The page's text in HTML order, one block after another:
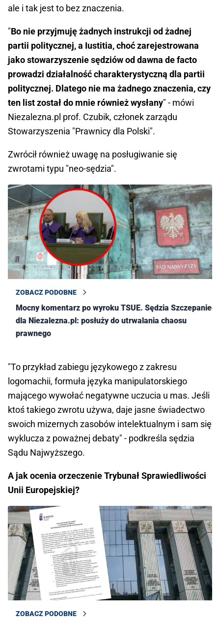
ale i tak jest to bez znaczenia.
"Bo nie przyjmuję żadnych instrukcji od żadnej
partii politycznej, a Iustitia, choć zarejestrowana
jako stowarzyszenie sędziów od dawna de facto
prowadzi działalność charakterystyczną dla partii
politycznej. Dlatego nie ma żadnego znaczenia, czy
ten list został do mnie również wysłany" - mówi
Niezalezna.pl prof. Czubik, członek zarządu
Stowarzyszenia "Prawnicy dla Polski".
Zwrócił również uwagę na posługiwanie się
zwrotami typu "neo-sędzia".
ZOBACZ PODOBNE
Mocny komentarz po wyroku TSUE. Sędzia Szczepaniec
dla Niezalezna.pl: posłuży do utrwalania chaosu
prawnego
"To przykład zabiegu językowego z zakresu
logomachii, formuła języka manipulatorskiego
mającego wywołać negatywne uczucia u mas. Jeśli
ktoś takiego zwrotu używa, daje jasne świadectwo
swoich mizernych zasobów intelektualnym i sam się
wyklucza z poważnej debaty" - podkreśla sędzia
Sądu Najwyższego.
A jak ocenia orzeczenie Trybunał Sprawiedliwości
Unii Europejskiej?
ZOBACZ PODOBNE